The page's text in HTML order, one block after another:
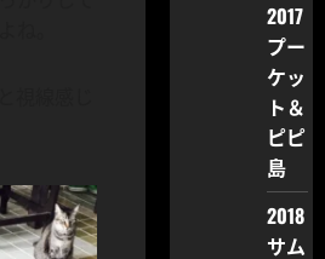
2017
プー
ケッ
ト＆
ピピ
島
2018
サム